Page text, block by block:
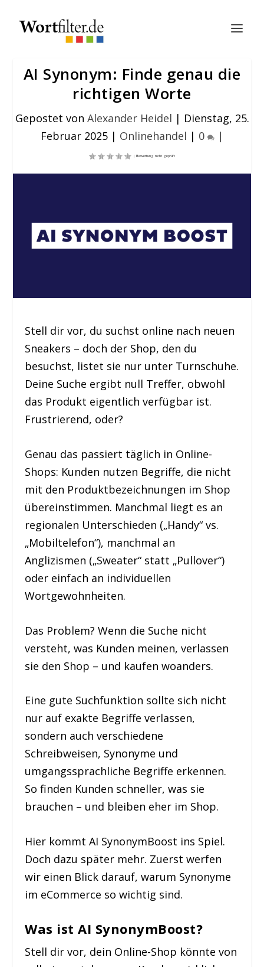
AI Synonym: Finde genau die
richtigen Worte
Gepostet von Alexander Heidel | Dienstag, 25.
Februar 2025 | Onlinehandel | 0 |
Stell dir vor, du suchst online nach neuen
Sneakers – doch der Shop, den du
besuchst, listet sie nur unter Turnschuhe.
Deine Suche ergibt null Treffer, obwohl
das Produkt eigentlich verfügbar ist.
Frustrierend, oder?
Genau das passiert täglich in Online-
Shops: Kunden nutzen Begriffe, die nicht
mit den Produktbezeichnungen im Shop
übereinstimmen. Manchmal liegt es an
regionalen Unterschieden („Handy“ vs.
„Mobiltelefon“), manchmal an
Anglizismen („Sweater“ statt „Pullover“)
oder einfach an individuellen
Wortgewohnheiten.
Das Problem? Wenn die Suche nicht
versteht, was Kunden meinen, verlassen
sie den Shop – und kaufen woanders.
Eine gute Suchfunktion sollte sich nicht
nur auf exakte Begriffe verlassen,
sondern auch verschiedene
Schreibweisen, Synonyme und
umgangssprachliche Begriffe erkennen.
So finden Kunden schneller, was sie
brauchen – und bleiben eher im Shop.
Hier kommt AI SynonymBoost ins Spiel.
Doch dazu später mehr. Zuerst werfen
wir einen Blick darauf, warum Synonyme
im eCommerce so wichtig sind.
Was ist AI SynonymBoost?
Stell dir vor, dein Online-Shop könnte von